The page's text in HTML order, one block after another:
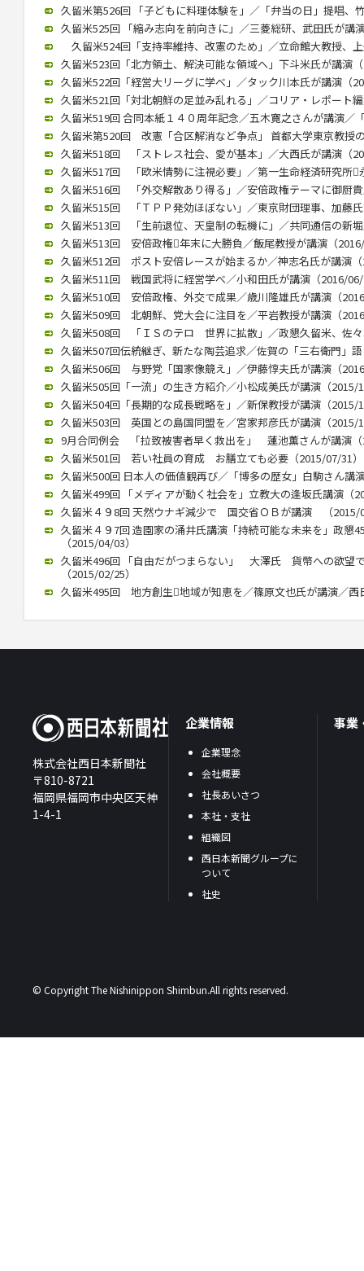
久留米第526回 「子どもに料理体験を」／「弁当の日」提唱、
久留米525回 「縮み志向を前向きに」／三菱総研、武田氏が講
久留米524回「支持率維持、改憲のため」／立命館大教授、
久留米523回「北方領土、解決可能な領域へ」下斗米氏が講演
久留米522回「経営大リーグに学べ」／タック川本氏が講演（
久留米521回「対北朝鮮の足並み乱れる」／コリア・レポート
久留米519回 合同本紙１４０周年記念／五木寛之さんが講演／
久留米第520回 改憲「合区解消など争点」 首都大学東京教授
久留米518回 「ストレス社会、愛が基本」／大西氏が講演（
久留米517回 「欧米情勢に注視必要」／第一生命経済研究所
久留米516回 「外交解散あり得る」／安倍政権テーマに御厨
久留米515回 「ＴＰＰ発効ほぼない」／東京財団理事、加藤
久留米513回 「生前退位、天皇制の転機に」／共同通信の新
久留米513回 安倍政権年末に大勝負／飯尾教授が講演（
久留米512回 ポスト安倍レースが始まるか／神志名氏が講演
久留米511回 戦国武将に経営学べ／小和田氏が講演（2016/
久留米510回 安倍政権、外交で成果／歳川隆雄氏が講演（
久留米509回 北朝鮮、党大会に注目を／平岩教授が講演（
久留米508回 「ＩＳのテロ 世界に拡散」／政懇久留米、佐
久留米507回伝統継ぎ、新たな陶芸追求／佐賀の「三右衛門」
久留米506回 与野党「国家像競え」／伊藤惇夫氏が講演（
久留米505回「一流」の生き方紹介／小松成美氏が講演（2015/
久留米504回「長期的な成長戦略を」／新保教授が講演（2015/
久留米503回 英国との島国同盟を／宮家邦彦氏が講演（2015/
9月合同例会 「拉致被害者早く救出を」 蓮池薫さんが講演
久留米501回 若い社員の育成 お膳立ても必要（2015/07/31）
久留米500回 日本人の価値観再び／「博多の歴女」白駒さん
久留米499回 「メディアが動く社会を」立教大の逢坂氏講演（
久留米４９8回 天然ウナギ減少で 国交省ＯＢが講演 （2015/
久留米４９7回 造園家の涌井氏講演「持続可能な未来を」政懇
（2015/04/03）
久留米496回 「自由だがつまらない」 大澤氏 貨幣への欲望
（2015/02/25）
久留米495回 地方創生地域が知恵を／篠原文也氏が講演／西
株式会社西日本新聞社
〒810-8721
福岡県福岡市中央区天神
1-4-1
企業情報
企業理念
会社概要
社長あいさつ
本社・支社
組織図
西日本新聞グループに
ついて
社史
事業
© Copyright The Nishinippon Shimbun.All rights reserved.